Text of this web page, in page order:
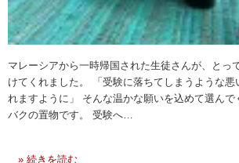
マレーシアから一時帰国された生徒さんが、とっ
けてくれました。 「受験に落ちてしまうような悪
れますように」 そんな温かな願いを込めて選ん
バクの置物です。 受験へ…
» 続きを読む